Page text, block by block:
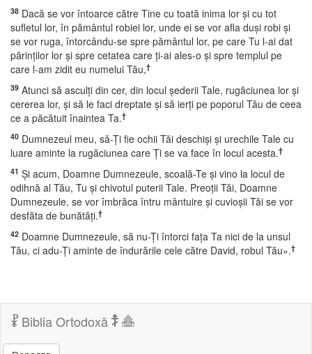
38 Dacă se vor întoarce către Tine cu toată inima lor şi cu tot
sufletul lor, în pământul robiei lor, unde ei se vor afla duşi robi şi
se vor ruga, întorcându-se spre pământul lor, pe care Tu l-ai dat
părinţilor lor şi spre cetatea care ţi-ai ales-o şi spre templul pe
care l-am zidit eu numelui Tău,†
39 Atunci să asculţi din cer, din locul şederii Tale, rugăciunea lor şi
cererea lor, şi să le faci dreptate şi să ierţi pe poporul Tău de ceea
ce a păcătuit înaintea Ta.†
40 Dumnezeul meu, să-Ţi fie ochii Tăi deschişi şi urechile Tale cu
luare aminte la rugăciunea care Ţi se va face în locul acesta.†
41 Şi acum, Doamne Dumnezeule, scoală-Te şi vino la locul de
odihnă al Tău, Tu şi chivotul puterii Tale. Preoţii Tăi, Doamne
Dumnezeule, se vor îmbrăca întru mântuire şi cuvioşii Tăi se vor
desfăta de bunătăţi.†
42 Doamne Dumnezeule, să nu-Ţi întorci faţa Ta nici de la unsul
Tău, ci adu-Ţi aminte de îndurările cele către David, robul Tău».†
Biblia Ortodoxă